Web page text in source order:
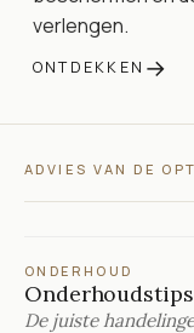
verlengen.
ONTDEKKEN →
ADVIES VAN DE
ONDERHOUD
De juiste